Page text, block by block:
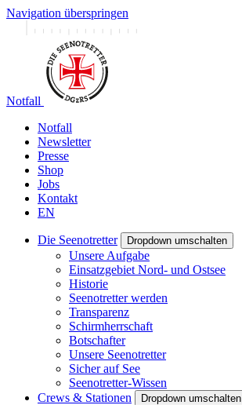
Navigation überspringen
Notfall
Notfall
Newsletter
Presse
Shop
Jobs
Kontakt
EN
Die Seenotretter Dropdown umschalten
Unsere Aufgabe
Einsatzgebiet Nord- und Ostsee
Historie
Seenotretter werden
Transparenz
Schirmherrschaft
Botschafter
Unsere Seenotretter
Sicher auf See
Seenotretter-Wissen
Crews & Stationen
Dropdown umschalten